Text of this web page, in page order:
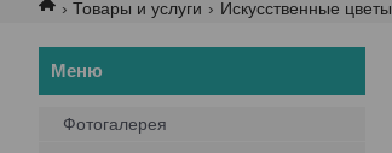
Товары и услуги Искусственные цветы
Фотогалерея